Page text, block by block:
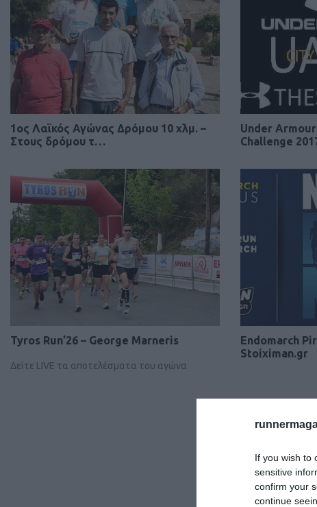
If you wish to
sensitive
confirm your
continue
1ος Λαϊκός Αγώνας Δρόμου 10 χλμ. –
Στους δρόμου τ…
Under
Challenge
Tyros Run’26 – George Marneris
Δείτε LIVE τα αποτελέσματα του αγώνα
Endomarch
Stoiximan.gr